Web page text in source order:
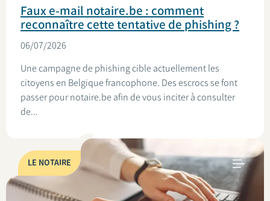
Faux e-mail notaire.be : comment
reconnaître cette tentative de phishing ?
06/07/2026
Une campagne de phishing cible actuellement les
citoyens en Belgique francophone. Des escrocs se font
passer pour notaire.be afin de vous inciter à consulter
de...
LE NOTAIRE